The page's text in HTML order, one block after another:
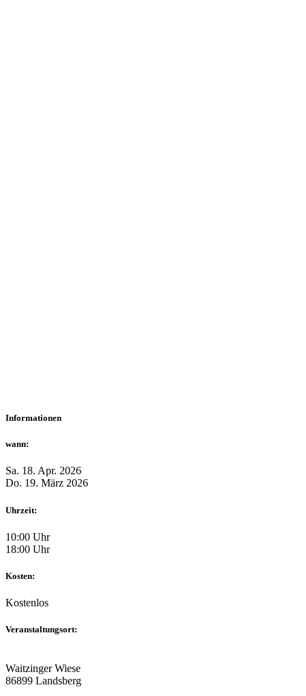
Informationen
wann:
Sa. 18. Apr. 2026
Do. 19. März 2026
Uhrzeit:
10:00 Uhr
18:00 Uhr
Kosten:
Kostenlos
Veranstaltungsort:
Waitzinger Wiese
86899 Landsberg